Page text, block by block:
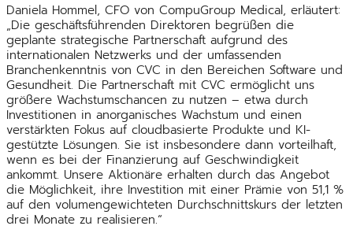
Daniela Hommel, CFO von CompuGroup Medical, erläutert:
„Die geschäftsführenden Direktoren begrüßen die
geplante strategische Partnerschaft aufgrund des
internationalen Netzwerks und der umfassenden
Branchenkenntnis von CVC in den Bereichen Software und
Gesundheit. Die Partnerschaft mit CVC ermöglicht uns
größere Wachstumschancen zu nutzen – etwa durch
Investitionen in anorganisches Wachstum und einen
verstärkten Fokus auf cloudbasierte Produkte und KI-
gestützte Lösungen. Sie ist insbesondere dann vorteilhaft,
wenn es bei der Finanzierung auf Geschwindigkeit
ankommt. Unsere Aktionäre erhalten durch das Angebot
die Möglichkeit, ihre Investition mit einer Prämie von 51,1 %
auf den volumengewichteten Durchschnittskurs der letzten
drei Monate zu realisieren.“